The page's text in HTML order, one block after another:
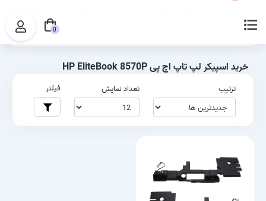
خانه
خرید اسپیکر لپ تاپ اچ پی HP EliteBook 8570P
ترتیب تعداد نمایش فیلتر
0